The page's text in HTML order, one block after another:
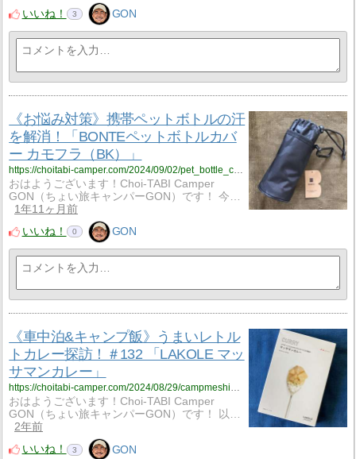
いいね！
3 GON
《お悩み対策》携帯ペットボトルの汗
を解消！「BONTEペットボトルカバ
ー カモフラ（BK）」
https://choitabi-camper.com/2024/09/02/pet_bottle_cover_bonte/?utm_source=rss&utm_medium=rss&utm_campaign=pet_bottle_cover_bonte
おはようございます！Choi-TABI Camper
GON（ちょい旅キャンパーGON）です！ 今…
1年11ヶ月前
いいね！
0 GON
《車中泊&キャンプ飯》うまいレトル
トカレー探訪！＃132 「LAKOLE マッ
サマンカレー」
https://choitabi-camper.com/2024/08/29/campmeshi_132/?utm_source=rss&utm_medium=rss&utm_campaign=campmeshi_132
おはようございます！Choi-TABI Camper
GON（ちょい旅キャンパーGON）です！ 以…
2年前
いいね！
3 GON